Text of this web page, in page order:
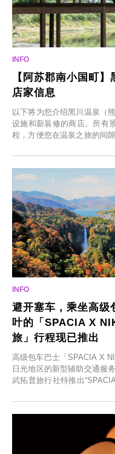
【阿苏郡南小国町
店家信息
以下将为您介绍黑川温泉（
设施和新装修的商店。所有
程，方便您在温泉之旅的间
食材的餐厅。让您体验黑川
避开塞车，乘坐高级
叶的「SPACIA X
旅」行程现已推出
高级包车巴士「SPACIA X
日光地区的新型辅助交通服
武拓普旅行社特推出